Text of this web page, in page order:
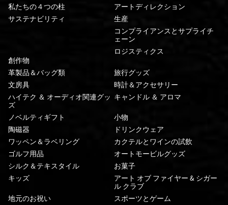
私たちの４つの柱
サステナビリティ
アートディレクション
生産
コンプライアンスとサプライチ
ェーン
ロジスティクス
創作物
革製品＆バッグ類
旅行グッズ
文房具
時計＆アクセサリー
ハイテク ＆ オーディオ関連グッ
ズ
キャンドル ＆ アロマ
ノベルティギフト
小物
陶磁器
ドリンクウェア
ワッペン＆ラベリング
カクテルとワインの試飲
ゴルフ用品
オートモービルグッズ
シルク＆テキスタイル
お菓子
キッズ
アート オブ ファイヤー & シガー
ル クラブ
地元のお祝い
スポーツとゲーム